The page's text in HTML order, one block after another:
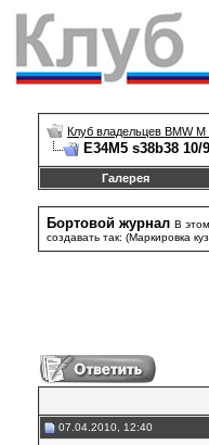
Клуб владельцев BMW M
E34M5 s38b38 10/
Галерея
Бортовой журнал В
создавать так: (Маркировка
07.04.2010, 12:40